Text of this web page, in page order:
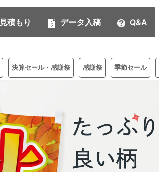
見積もり データ入稿 Q&A
決算セール・感謝祭 感謝祭 季節セール